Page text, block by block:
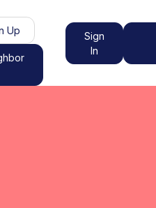
Up
Sign
In